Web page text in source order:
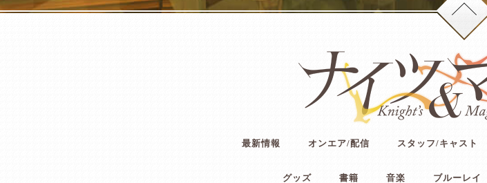
最新情報 オンエア/配信 スタッフ/キャスト
グッズ 書籍 音楽 ブルーレイ